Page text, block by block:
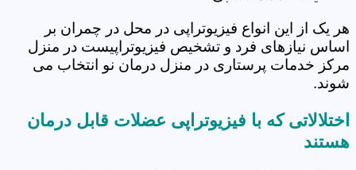
هر یک از این انواع فیزیوتراپی در محل در چمران بر
اساس نیازهای فرد و تشخیص فیزیوتراپیست در منزل
مرکز خدمات پرستاری در منزل درمان نو انتخاب می
شوند.
اختلالاتی که با فیزیوتراپی عضلات قابل درمان
هستند